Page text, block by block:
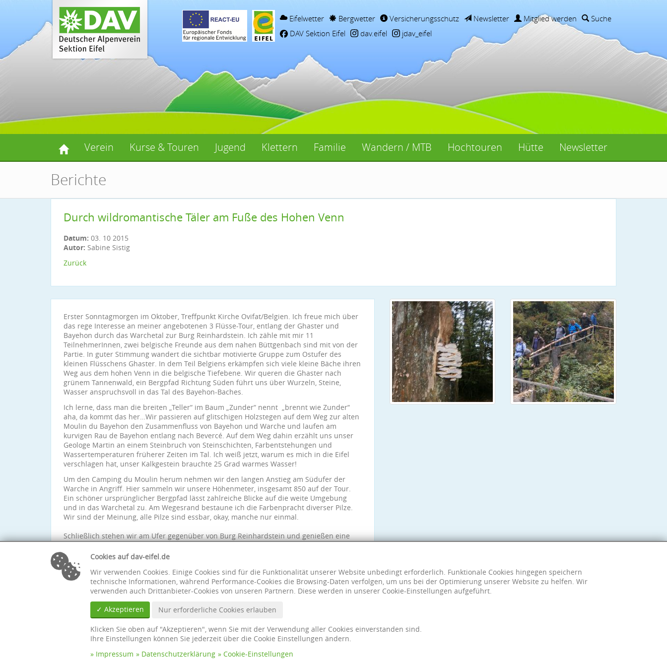
Eifelwetter Bergwetter Versicherungsschutz Newsletter Mitglied werden
Suche
DAV Sektion Eifel
dav.eifel jdav_eifel
Verein Kurse & Touren Jugend Klettern Familie Wandern / MTB Hochtouren Hütte Newsletter
Berichte
Durch wildromantische Täler am Fuße des Hohen Venn
Datum: 03. 10 2015
Autor: Sabine Sistig
Zurück
Erster Sonntagmorgen im Oktober, Treffpunkt Kirche Ovifat/Belgien. Ich freue mich über
das rege Interesse an meiner angebotenen 3 Flüsse-Tour, entlang der Ghaster und
Bayehon durch das Warchetal zur Burg Reinhardstein. Ich zähle mit mir 11
TeilnehmerInnen, zwei belgische Freunde aus dem nahen Büttgenbach sind mit von der
Partie. In guter Stimmung wandert die sichtbar motivierte Gruppe zum Ostufer des
kleinen Flüsschens Ghaster. In dem Teil Belgiens erkämpfen sich viele kleine Bäche ihren
Weg aus dem hohen Venn in die belgische Tiefebene. Wir queren die Ghaster nach
grünem Tannenwald, ein Bergpfad Richtung Süden führt uns über Wurzeln, Steine,
Wasser anspruchsvoll in das Tal des Bayehon-Baches.
Ich lerne, dass man die breiten „Teller“ im Baum „Zunder“ nennt „brennt wie Zunder“
aha, da kommt das her…Wir passieren auf glitschigen Holzstegen auf dem Weg zur alten
Moulin du Bayehon den Zusammenfluss von Bayehon und Warche und laufen am
kurvigen Rau de Bayehon entlang nach Bevercé. Auf dem Weg dahin erzählt uns unser
Geologe Martin an einem Steinbruch von Steinschichten, Farbentstehungen und
Wassertemperaturen früherer Zeiten im Tal. Ich weiß jetzt, warum es mich in die Eifel
verschlagen hat, unser Kalkgestein brauchte 25 Grad warmes Wasser!
Um den Camping du Moulin herum nehmen wir den langen Anstieg am Südufer der
Warche in Angriff. Hier sammeln wir unsere Höhenmeter, insgesamt 850 auf der Tour.
Ein schöner ursprünglicher Bergpfad lässt zahlreiche Blicke auf die weite Umgebung
und in das Warchetal zu. Am Wegesrand bestaune ich die Farbenpracht diverser Pilze.
Wir sind der Meinung, alle Pilze sind essbar, okay, manche nur einmal.
Schließlich stehen wir am Ufer gegenüber von Burg Reinhardstein und genießen eine
Weile die Aussicht. Was für ein schöner Tag, was für eine nette Gruppe, ich freue mich
über den großen Zuspruch zur gelungenen Tour.
Cookies auf dav-eifel.de
Wir verwenden Cookies. Einige Cookies sind für die Funktionalität unserer Website unbedingt erforderlich. Funktionale Cookies hingegen speichern
technische Informationen, während Performance-Cookies die Browsing-Daten verfolgen, um uns bei der Optimierung unserer Website zu helfen. Wir
verwenden auch Drittanbieter-Cookies von unseren Partnern. Diese werden in unserer Cookie-Einstellungen aufgeführt.
✓ Akzeptieren
Nur erforderliche Cookies erlauben
Klicken Sie oben auf "Akzeptieren", wenn Sie mit der Verwendung aller Cookies einverstanden sind.
Ihre Einstellungen können Sie jederzeit über die Cookie Einstellungen ändern.
Impressum
Datenschutzerklärung Cookie-Einstellungen